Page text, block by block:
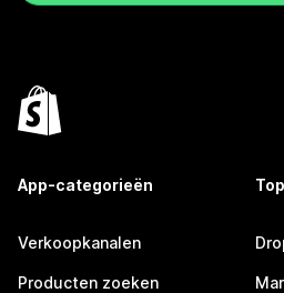
App-categorieën
Verkoopkanalen
Producten zoeken